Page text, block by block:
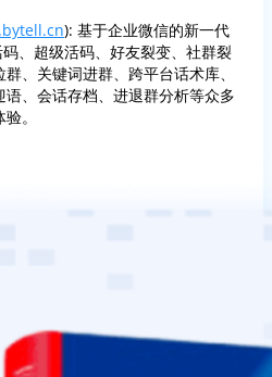
): 基于企业微信的新一代
、超级活码、好友裂变、社群裂
、关键词进群、跨平台话术库、
、会话存档、进退群分析等众多
。